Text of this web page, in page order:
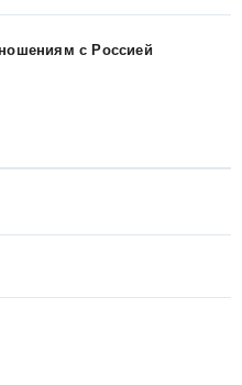
с Россией